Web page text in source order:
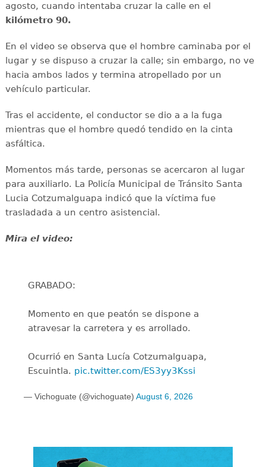
agosto, cuando intentaba cruzar la calle en el
kilómetro 90.
En el video se observa que el hombre caminaba por el
lugar y se dispuso a cruzar la calle; sin embargo, no ve
hacia ambos lados y termina atropellado por un
vehículo particular.
Tras el accidente, el conductor se dio a a la fuga
mientras que el hombre quedó tendido en la cinta
asfáltica.
Momentos más tarde, personas se acercaron al lugar
para auxiliarlo. La Policía Municipal de Tránsito Santa
Lucia Cotzumalguapa indicó que la víctima fue
trasladada a un centro asistencial.
Mira el video:
GRABADO:
Momento en que peatón se dispone a
atravesar la carretera y es arrollado.
Ocurrió en Santa Lucía Cotzumalguapa,
Escuintla. pic.twitter.com/ES3yy3Kssi
— Vichoguate (@vichoguate) August 6, 2026